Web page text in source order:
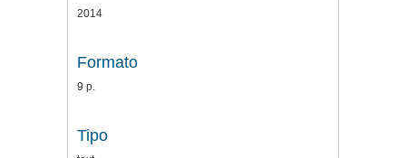
2014
Formato
9 p.
Tipo